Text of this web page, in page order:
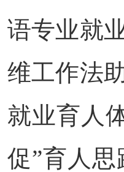
语专业就
维工作法
就业育人
促”育人